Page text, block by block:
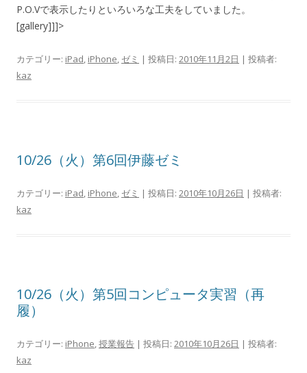
P.O.Vで表示したりといろいろな工夫をしていました。
[gallery]]]>
カテゴリー: iPad, iPhone, ゼミ | 投稿日: 2010年11月2日 | 投稿者:
kaz
10/26（火）第6回伊藤ゼミ
カテゴリー: iPad, iPhone, ゼミ | 投稿日: 2010年10月26日 | 投稿者:
kaz
10/26（火）第5回コンピュータ実習（再
履）
カテゴリー: iPhone,授業報告 | 投稿日: 2010年10月26日 | 投稿者:
kaz